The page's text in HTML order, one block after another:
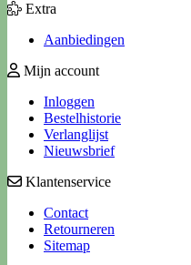
Extra
Aanbiedingen
Mijn account
Inloggen
Bestelhistorie
Verlanglijst
Nieuwsbrief
Klantenservice
Contact
Retourneren
Sitemap